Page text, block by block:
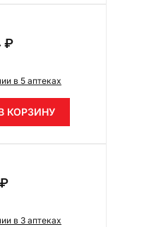
₽
в 5 аптеках
КОРЗИНУ
в 3 аптеках